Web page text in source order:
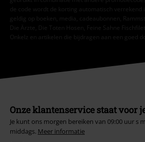
de code wordt de korting automatisch verrekend
geldig op boeken, media, cadeaubonnen,
Die Ärzte, Die Toten Hosen, Feine Sahne
Onkelz en artikelen die bijdragen aan een goed
Onze klantenservice staat voor
Je kunt ons morgen bereiken van 09:00 uur s
middags. Meer informatie